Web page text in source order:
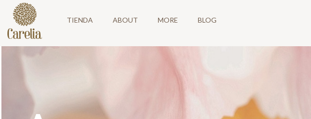
TIENDA ABOUT MORE BLOG